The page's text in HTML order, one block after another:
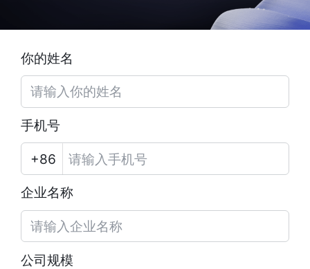
你的姓名
手机号
企业名称
公司规模